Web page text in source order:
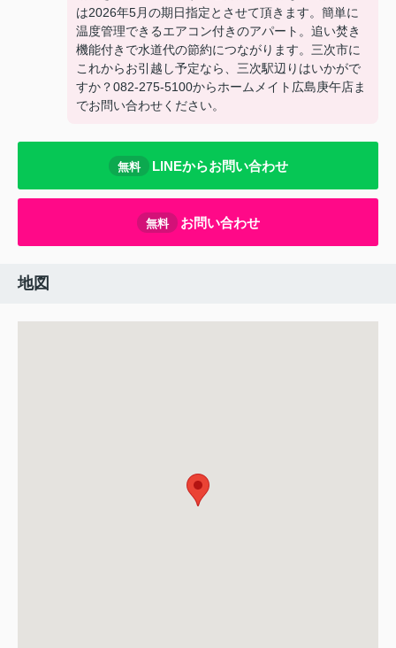
は2026年5月の期日指定とさせて頂きます。簡単に
温度管理できるエアコン付きのアパート。追い焚き
機能付きで水道代の節約につながります。三次市に
これからお引越し予定なら、三次駅辺りはいかがで
すか？082-275-5100からホームメイト広島庚午店ま
でお問い合わせください。
無料 LINEからお問い合わせ
無料 お問い合わせ
地図